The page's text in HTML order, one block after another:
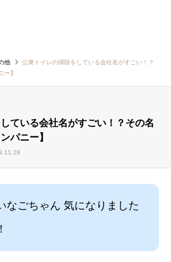
他
公衆トイレの掃除をしている会社名がすごい！？
ー】
ている会社名がすごい！？その名
パニー】
なごちゃん 気になりました